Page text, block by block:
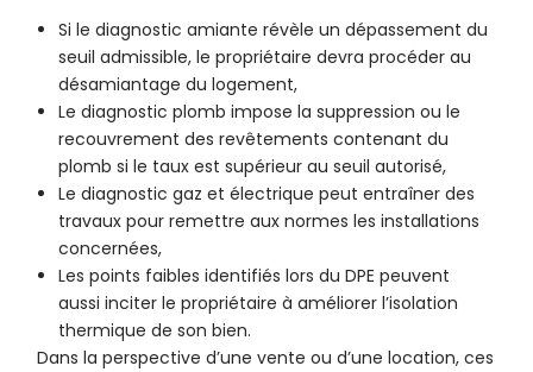
Si le diagnostic amiante révèle un dépassement du
seuil admissible, le propriétaire devra procéder au
désamiantage du logement,
Le diagnostic plomb impose la suppression ou le
recouvrement des revêtements contenant du
plomb si le taux est supérieur au seuil autorisé,
Le diagnostic gaz et électrique peut entraîner des
travaux pour remettre aux normes les installations
concernées,
Les points faibles identifiés lors du DPE peuvent
aussi inciter le propriétaire à améliorer l’isolation
thermique de son bien.
Dans la perspective d’une vente ou d’une location, ces